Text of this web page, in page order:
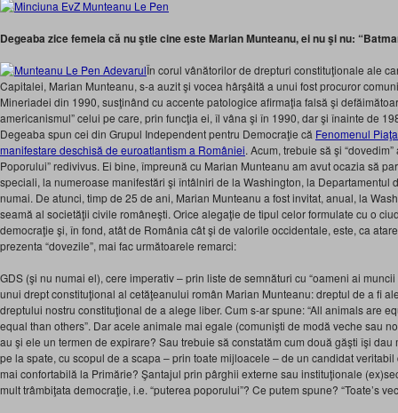
Degeaba zice femeia că nu ştie cine este Marian Munteanu, ei nu şi nu:
În corul vânătorilor de drepturi constituţionale ale
Capitalei, Marian Munteanu, s-a auzit şi vocea hârşâită a unui fost procuror
Mineriadei din 1990, susţinând cu accente patologice afirmaţia falsă şi
americanismul” celui pe care, prin funcţia ei, îl vâna şi în 1990, dar şi înainte de
Degeaba spun cei din Grupul Independent pentru Democraţie că Fenomenul
manifestare deschisă de euroatlantism a României. Acum, trebuie să şi
Poporului” redivivus. Ei bine, împreună cu Marian Munteanu am avut ocazia să
speciali, la numeroase manifestări şi întâlniri de la Washington, la Departamentul
numai. De atunci, timp de 25 de ani, Marian Munteanu a fost invitat, anual, la
seamă al societăţii civile româneşti. Orice alegaţie de tipul celor formulate cu o
democraţie şi, în fond, atât de România cât şi de valorile occidentale, este, ca
prezenta “dovezile”, mai fac următoarele remarci:
GDS (şi nu numai el), cere imperativ – prin liste de semnături cu “oameni ai
unui drept constituţional al cetăţeanului român Marian Munteanu: dreptul de a fi
dreptului nostru constituţional de a alege liber. Cum s-ar spune: “All animals are
equal than others”. Dar acele animale mai egale (comunişti de modă veche sau
au şi ele un termen de expirare? Sau trebuie să constatăm cum două găşti îşi
pe la spate, cu scopul de a scapa – prin toate mijloacele – de un candidat
mai confortabilă la Primărie? Şantajul prin pârghii externe sau instituţionale
mult trâmbiţata democraţie, i.e. “puterea poporului”? Ce putem spune? “Toate’s